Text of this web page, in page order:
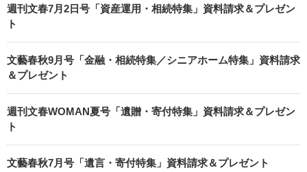
週刊文春7月2日号「資産運用・相続特集」資料請求＆プレゼン
ト
文藝春秋9月号「金融・相続特集／シニアホーム特集」資料請求
＆プレゼント
週刊文春WOMAN夏号「遺贈・寄付特集」資料請求＆プレゼン
ト
文藝春秋7月号「遺言・寄付特集」資料請求＆プレゼント